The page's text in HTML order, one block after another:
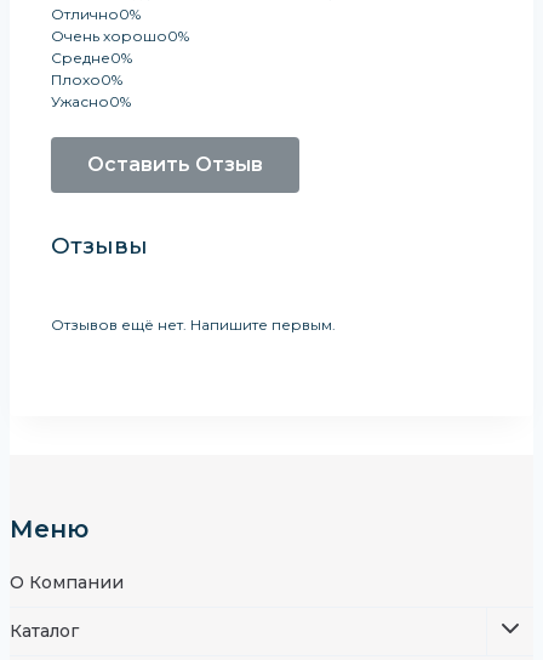
Отлично0%
Очень хорошо0%
Средне0%
Плохо0%
Ужасно0%
Оставить Отзыв
Отзывы
Отзывов ещё нет. Напишите первым.
Меню
О Компании
Каталог